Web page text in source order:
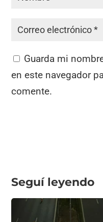
Guarda mi
en este navegador
comente.
Seguí leyendo